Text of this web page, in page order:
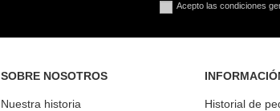
Acepto las condiciones
SOBRE NOSOTROS
Nuestra historia
Historial de